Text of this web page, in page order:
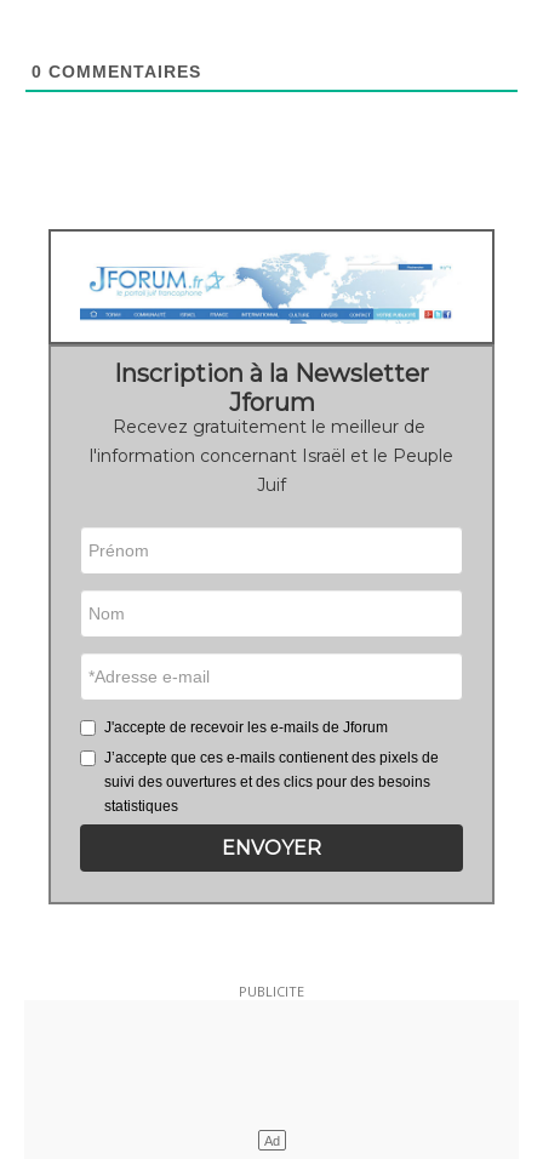
0 COMMENTAIRES
Inscription à la Newsletter
Jforum
Recevez gratuitement le meilleur de
l'information concernant Israël et le Peuple
Juif
J'accepte de recevoir les e-mails de Jforum
J’accepte que ces e-mails contienent des pixels de
suivi des ouvertures et des clics pour des besoins
statistiques
ENVOYER